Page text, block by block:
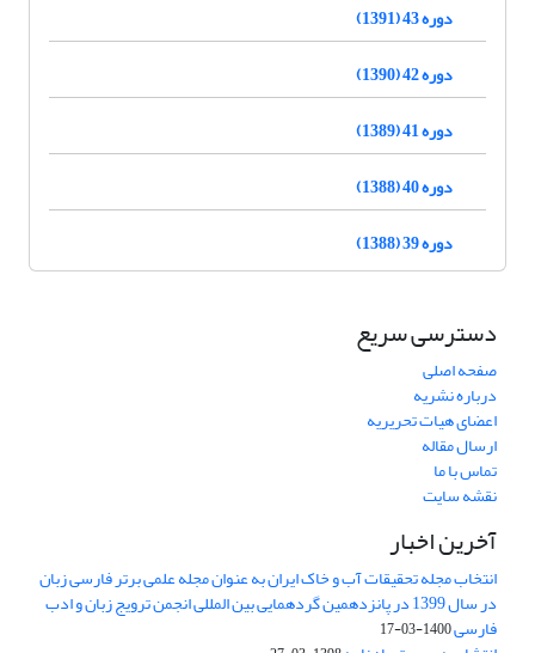
دوره 43 (1391)
دوره 42 (1390)
دوره 41 (1389)
دوره 40 (1388)
دوره 39 (1388)
دسترسی سریع
صفحه اصلی
درباره نشریه
اعضای هیات تحریریه
ارسال مقاله
تماس با ما
نقشه سایت
آخرین اخبار
انتخاب مجله تحقیقات آب و خاک ایران به عنوان مجله علمی برتر فارسی زبان
در سال 1399 در پانزدهمین گردهمایی بین المللی انجمن ترویج زبان و ادب
فارسی1400-03-17